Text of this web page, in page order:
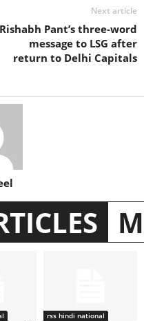
Next article
Rishabh Pant’s three-word
message to LSG after
return to Delhi Capitals
rss hindi national